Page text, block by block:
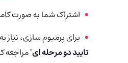
اشتراک شما به صورت
برای پرمیوم سازی، نیاز
تایید دو مرحله ای" مراجعه